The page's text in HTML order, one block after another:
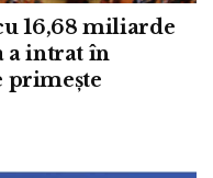
16,68 miliarde
a intrat în
primește